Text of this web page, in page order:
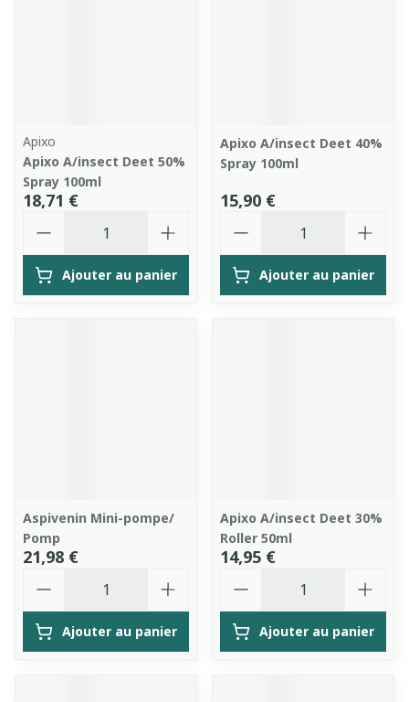
Apixo
Apixo A/insect Deet 50%
Spray 100ml
18,71 €
Ajouter au panier
Apixo A/insect Deet 40%
Spray 100ml
15,90 €
Ajouter au panier
Aspivenin Mini-pompe/
Pomp
21,98 €
Ajouter au panier
Apixo A/insect Deet 30%
Roller 50ml
14,95 €
Ajouter au panier